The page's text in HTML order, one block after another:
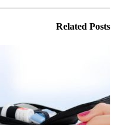
Related Posts